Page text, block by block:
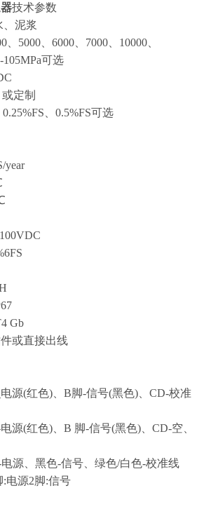
技术参数
、泥浆
、5000、6000、7000、10000、
105MPa可选
定制
0.25%FS、0.5%FS可选
year
Gb
或直接出线
源(红色)、B脚-信号(黑色)、CD-校准
源(红色)、B 脚-信号(黑色)、CD-空、
源、黑色-信号、绿色/白色-校准线
:电源2脚:信号